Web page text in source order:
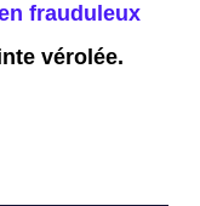
frauduleux
vérolée.